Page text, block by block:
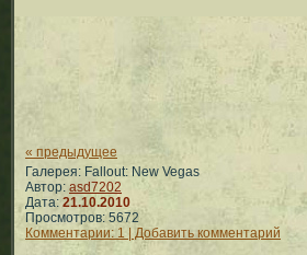
« предыдущее
Галерея: Fallout: New Vegas
Автор: asd7202
Дата: 21.10.2010
Просмотров: 5672
Комментарии: 1 | Добавить комментарий